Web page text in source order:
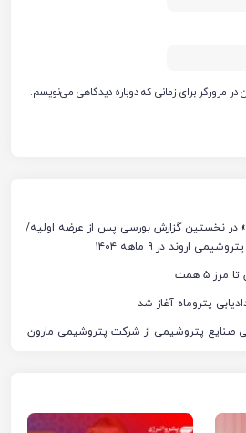
مرورگر برای زمانی که دوباره دیدگاهی می‌نویسم.
در نخستین گزارش بورسی پس از عرضه اولیه/
۵ همت
پتروماه آغاز شد
صنایع پتروشیمی از شرکت پتروشیمی مارون